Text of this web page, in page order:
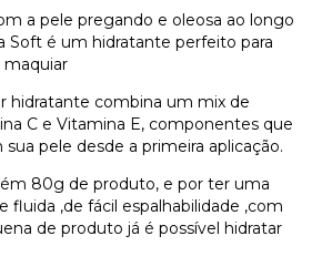
a pele pregando e oleosa ao longo
Soft é um hidratante perfeito para
maquiar
hidratante combina um mix de
C e Vitamina E, componentes que
pele desde a primeira aplicação.
80g de produto, e por ter uma
fluida ,de fácil espalhabilidade ,com
de produto já é possível hidratar